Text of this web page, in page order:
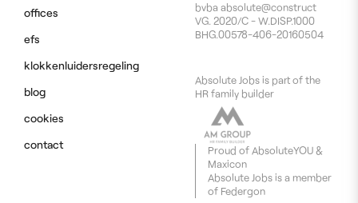
offices
efs
klokkenluidersregeling
blog
cookies
contact
Absolute Jobs is part of the
HR family builder
Proud of AbsoluteYOU&
Maxicon
Absolute Jobs is a member
of Federgon
bvba absolute@construct
VG. 2020/C - W.DISP.1000
BHG.00578-406-20160504